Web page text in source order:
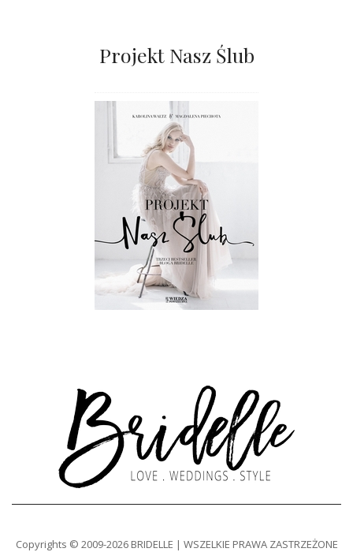
Projekt Nasz Ślub
Copyrights © 2009-2026 BRIDELLE | WSZELKIE PRAWA ZASTRZEŻONE